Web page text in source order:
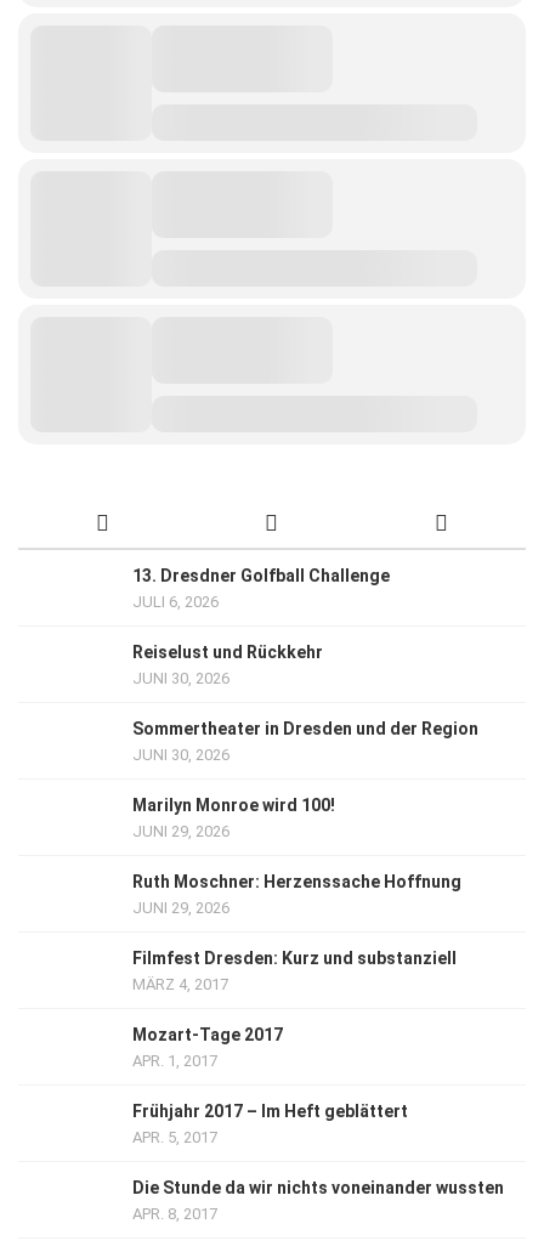
13. Dresdner Golfball Challenge
JULI 6, 2026
Reiselust und Rückkehr
JUNI 30, 2026
Sommertheater in Dresden und der Region
JUNI 30, 2026
Marilyn Monroe wird 100!
JUNI 29, 2026
Ruth Moschner: Herzenssache Hoffnung
JUNI 29, 2026
Filmfest Dresden: Kurz und substanziell
MÄRZ 4, 2017
Mozart-Tage 2017
APR. 1, 2017
Frühjahr 2017 – Im Heft geblättert
APR. 5, 2017
Die Stunde da wir nichts voneinander wussten
APR. 8, 2017